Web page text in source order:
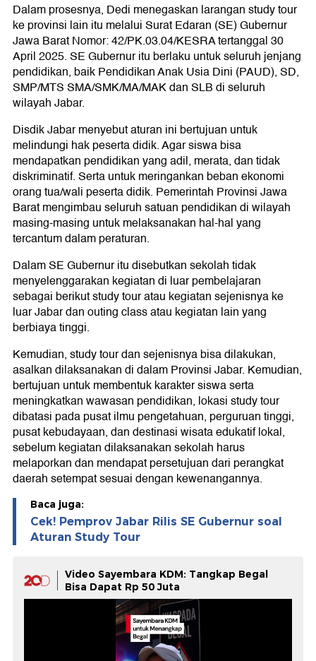
Dalam prosesnya, Dedi menegaskan larangan study tour
ke provinsi lain itu melalui Surat Edaran (SE) Gubernur
Jawa Barat Nomor: 42/PK.03.04/KESRA tertanggal 30
April 2025. SE Gubernur itu berlaku untuk seluruh jenjang
pendidikan, baik Pendidikan Anak Usia Dini (PAUD), SD,
SMP/MTS SMA/SMK/MA/MAK dan SLB di seluruh
wilayah Jabar.
Disdik Jabar menyebut aturan ini bertujuan untuk
melindungi hak peserta didik. Agar siswa bisa
mendapatkan pendidikan yang adil, merata, dan tidak
diskriminatif. Serta untuk meringankan beban ekonomi
orang tua/wali peserta didik. Pemerintah Provinsi Jawa
Barat mengimbau seluruh satuan pendidikan di wilayah
masing-masing untuk melaksanakan hal-hal yang
tercantum dalam peraturan.
Dalam SE Gubernur itu disebutkan sekolah tidak
menyelenggarakan kegiatan di luar pembelajaran
sebagai berikut study tour atau kegiatan sejenisnya ke
luar Jabar dan outing class atau kegiatan lain yang
berbiaya tinggi.
Kemudian, study tour dan sejenisnya bisa dilakukan,
asalkan dilaksanakan di dalam Provinsi Jabar. Kemudian,
bertujuan untuk membentuk karakter siswa serta
meningkatkan wawasan pendidikan, lokasi study tour
dibatasi pada pusat ilmu pengetahuan, perguruan tinggi,
pusat kebudayaan, dan destinasi wisata edukatif lokal,
sebelum kegiatan dilaksanakan sekolah harus
melaporkan dan mendapat persetujuan dari perangkat
daerah setempat sesuai dengan kewenangannya.
Baca juga:
Cek! Pemprov Jabar Rilis SE Gubernur soal
Aturan Study Tour
Video Sayembara KDM: Tangkap Begal
Bisa Dapat Rp 50 Juta